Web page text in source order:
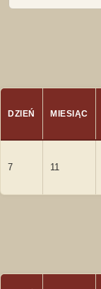
DZIEŃ MIESIĄC
7 11